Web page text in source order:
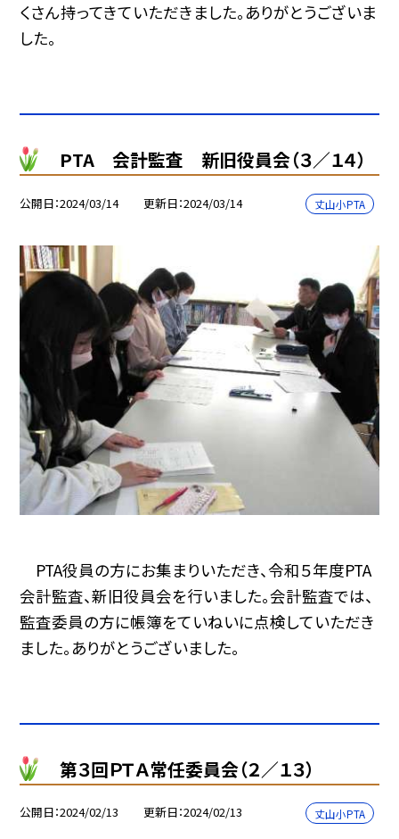
くさん持ってきていただきました。ありがとうございま
した。
PTA 会計監査 新旧役員会（３／１４）
公開日 2024/03/14 更新日 2024/03/14 丈山小PTA
PTA役員の方にお集まりいただき、令和５年度PTA
会計監査、新旧役員会を行いました。会計監査では、
監査委員の方に帳簿をていねいに点検していただき
ました。ありがとうございました。
第３回ＰＴＡ常任委員会（２／１３）
公開日 2024/02/13 更新日 2024/02/13 丈山小PTA